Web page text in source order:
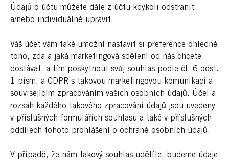
Údajů o účtu můžete dále z účtu kdykoli odstranit
a/nebo individuálně upravit.
Váš účet vám také umožní nastavit si preference ohledně
toho, zda a jaká marketingová sdělení od nás chcete
dostávat, a tím poskytnout svůj souhlas podle čl. 6 odst.
1 písm. a GDPR s takovou marketingovou komunikací a
souvisejícím zpracováním vašich osobních údajů. Účel a
rozsah každého takového zpracování údajů jsou uvedeny
v příslušných formulářích souhlasu a také v příslušných
oddílech tohoto prohlášení o ochraně osobních údajů.
V případě, že nám takový souhlas udělíte, budeme údaje